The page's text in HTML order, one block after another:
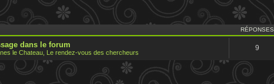
RÉPONSES
dans le forum
le Chateau, Le rendez-vous des chercheurs
9